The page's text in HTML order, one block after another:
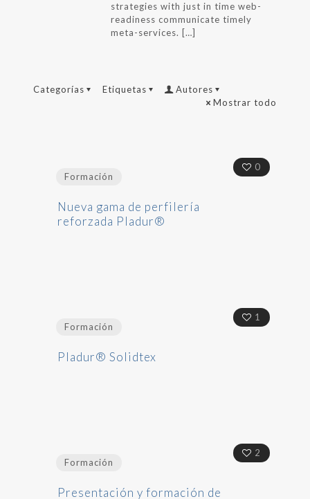
strategies with just in time web-
readiness communicate timely
meta-services. […]
Categorías Etiquetas
Autores
Mostrar todo
0
Formación
Nueva gama de perfilería
reforzada Pladur®
1
Formación
Pladur® Solidtex
2
Formación
Presentación y formación de